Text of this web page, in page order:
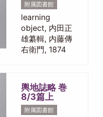
附属図書館
learning
object, 内田正
雄纂輯, 内藤傳
右衛門, 1874
輿地誌略 巻
8/3篇上
附属図書館